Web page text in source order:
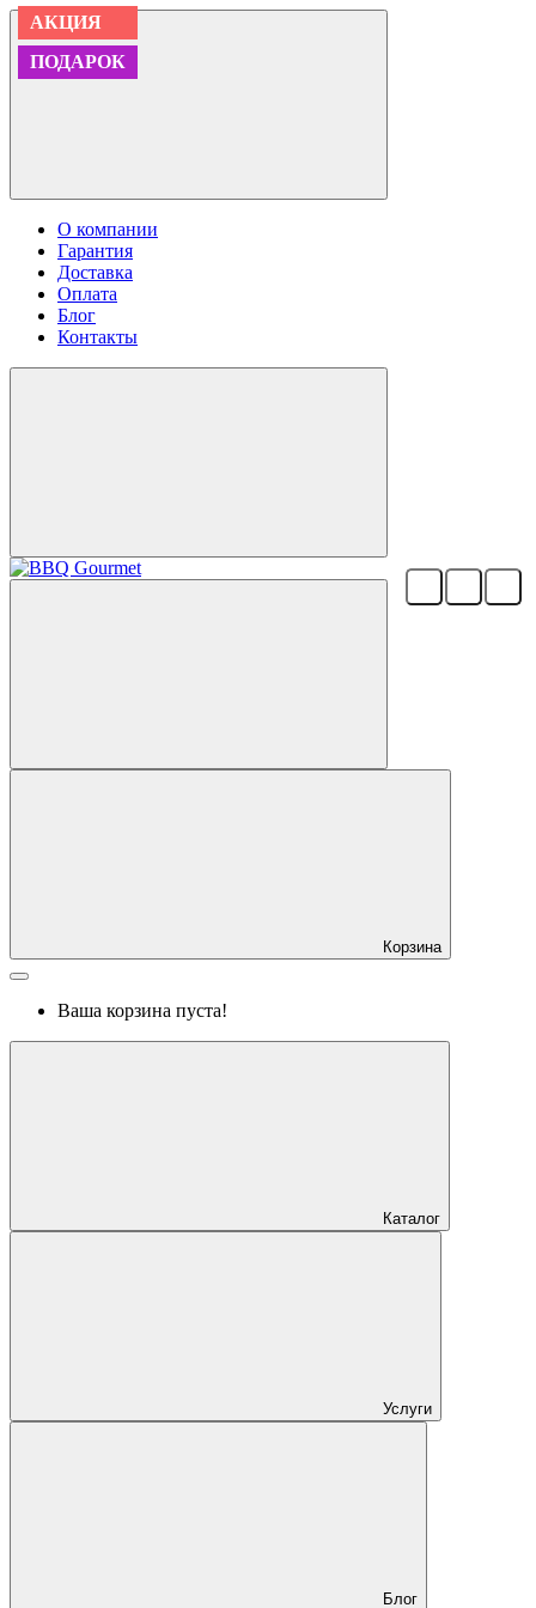
О компании
Гарантия
Доставка
Оплата
Блог
Контакты
Корзина
Ваша корзина пуста!
Каталог
Услуги
Блог
АКЦИЯ
ПОДАРОК
АКЦИЯ
ПОДАРОК
АКЦИЯ
ПОДАРОК
АКЦИЯ
ПОДАРОК